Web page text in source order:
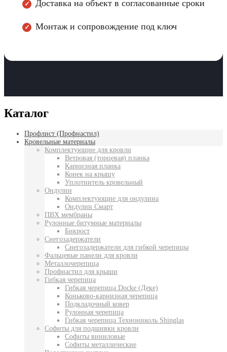
✓ Доставка на объект в согласованные сроки
✓ Монтаж и сопровождение под ключ
Каталог
Профлист (Профнастил)
Кровельные материалы
Комплектующие для кровли
Ветровая (торцевая) планка
Карнизная планка
Конек на крышу
Уплотнитель кровельный
Ондулин
Комплектующие для ондулина
Ондулин Смарт
ПВХ мембраны
Рулонные битумные материалы
Бикрост
Снегозадержатели
Снегозадержатели для гибкой черепицы
Фальцевые панели для кровли
Металлочерепица
Профнастил для крыши
Гибкая черепица
Гибкая черепица Docke (Деке)
Коньково-карнизная черепица
Подкладочный ковер
Рулонная черепица
Гибкая черепица Технониколь Shinglas
Софиты для подшивки кровли
Софиты виниловые
Софиты металлические